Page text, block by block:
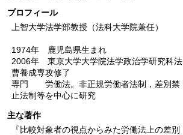
プロフィール
上智大学法学部教授（法科大学院兼任）
1974年 鹿児島県生まれ
2006年 東京大学大学院法学政治学研究科法
曹養成専攻修了
専門 労働法。非正規労働者法制，差別禁
止法制等を中心に研究
主な著作
『比較対象者の視点からみた労働法上の差別